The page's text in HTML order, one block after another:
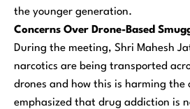
the younger generation.
Concerns Over Drone-Based
During the meeting, Shri Mahesh
narcotics are being transported
drones and how this is harming the
emphasized that drug addiction is